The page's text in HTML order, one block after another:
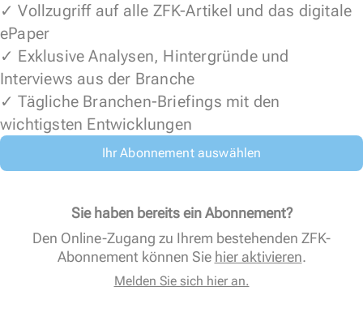
✓ Vollzugriff auf alle ZFK-Artikel und das digitale
ePaper
✓ Exklusive Analysen, Hintergründe und
Interviews aus der Branche
✓ Tägliche Branchen-Briefings mit den
wichtigsten Entwicklungen
Ihr Abonnement auswählen
Sie haben bereits ein Abonnement?
Den Online-Zugang zu Ihrem bestehenden ZFK-
Abonnement können Sie hier aktivieren.
Melden Sie sich hier an.